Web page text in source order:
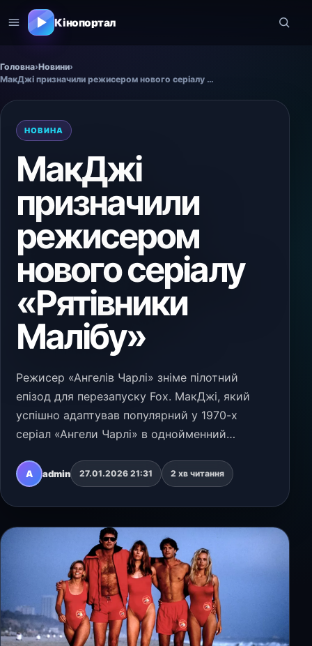
Кінопортал
Головна›Новини›
МакДжі призначили режисером нового серіалу «Рятівники Малібу»
НОВИНА
МакДжі
призначили
режисером
нового серіалу
«Рятівники
Малібу»
Режисер «Ангелів Чарлі» зніме пілотний
епізод для перезапуску Fox. МакДжі, який
успішно адаптував популярний у 1970-х
серіал «Ангели Чарлі» в однойменний
долучиться до переосмислення ще одного
культового шоу — «Рятівників М…
A admin 27.01.2026 21:31 2 хв читання